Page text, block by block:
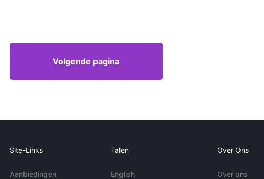
Volgende pagina
Site-Links
Aanbiedingen
Talen
English
Over Ons
Over ons